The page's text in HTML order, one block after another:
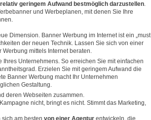
geringem Aufwand bestmöglich darzustellen.
und Werbeplanen, mit denen Sie Ihre
Dimension. Banner Werbung im Internet ist ein „must
der neuen Technik. Lassen Sie sich von einer
mittels Internet beraten.
Unternehmens. So erreichen Sie mit einfachen
Erzielen Sie mit geringem Aufwand die
Banner Werbung macht Ihr Unternehmen
Gestaltung.
deren Webseiten zusammen.
nicht, bringt es nicht. Stimmt das Marketing,
am besten von einer Agentur entwickeln, die